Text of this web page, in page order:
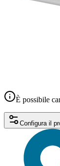
È possibile
Configura il